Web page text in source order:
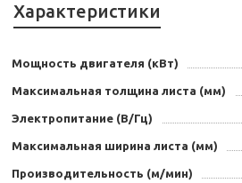
Характеристики
Мощность двигателя (кВт)
Максимальная толщина листа (мм)
Электропитание (В/Гц)
Максимальная ширина листа (мм)
Производительность (м/мин)